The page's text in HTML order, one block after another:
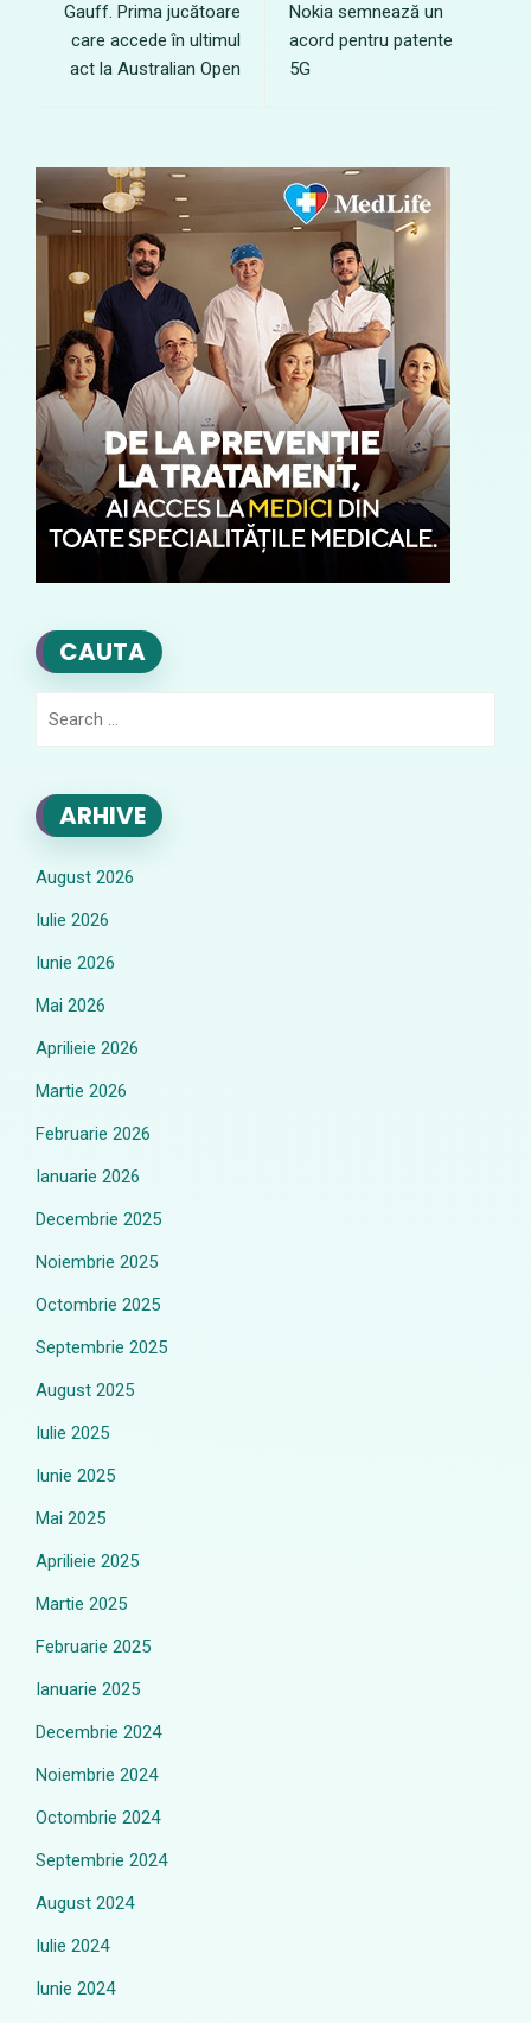
Gauff. Prima jucătoare
care accede în ultimul
act la Australian Open
Nokia semnează un
acord pentru patente
5G
CAUTA
ARHIVE
August 2026
Iulie 2026
Iunie 2026
Mai 2026
Aprilieie 2026
Martie 2026
Februarie 2026
Ianuarie 2026
Decembrie 2025
Noiembrie 2025
Octombrie 2025
Septembrie 2025
August 2025
Iulie 2025
Iunie 2025
Mai 2025
Aprilieie 2025
Martie 2025
Februarie 2025
Ianuarie 2025
Decembrie 2024
Noiembrie 2024
Octombrie 2024
Septembrie 2024
August 2024
Iulie 2024
Iunie 2024